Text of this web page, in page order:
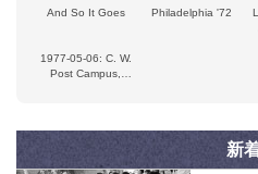
And So It Goes Philadelphia '72
1977‐05‐06: C. W.
Post Campus,
USA
新